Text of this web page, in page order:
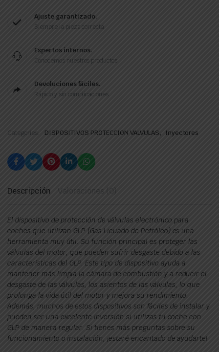
Ajuste garantizado.
Siempre la pieza correcta
Expertos internos.
Conocemos nuestros productos.
Devoluciones fáciles.
Rápido y sin complicaciones
Categories: DISPOSITIVOS PROTECCION VALVULAS, Inyectores
Descripción Valoraciones (0)
El dispositivo de protección de válvulas electrónico para
coches que utilizan GLP (Gas Licuado de Petróleo) es una
herramienta muy útil. Su función principal es proteger las
válvulas del motor, que pueden sufrir desgaste debido a las
características del GLP. Este tipo de dispositivo ayuda a
mantener más limpia la cámara de combustión y a reducir el
desgaste de las válvulas, los asientos de las válvulas, lo que
prolonga la vida útil del motor y mejora su rendimiento.
Además, muchos de estos dispositivos son fáciles de instalar y
pueden ser una excelente inversión si utilizas tu coche con
GLP de manera regular. Si tienes más preguntas sobre su
funcionamiento o instalación, ¡estaré encantado de ayudarte!